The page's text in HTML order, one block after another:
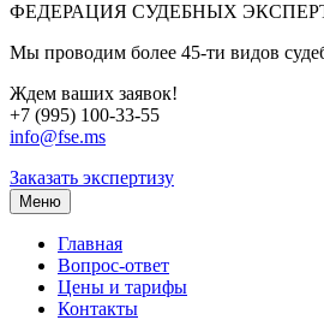
ФЕДЕРАЦИЯ СУДЕБНЫХ
Мы проводим более 45-ти видов
Ждем ваших заявок!
+7 (995) 100-33-55
info@fse.ms
Заказать экспертизу
Меню
Главная
Вопрос-ответ
Цены и тарифы
Контакты